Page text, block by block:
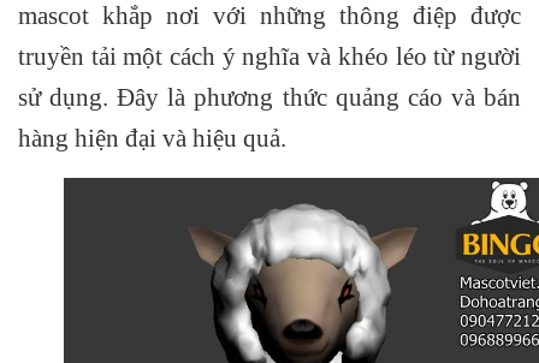
mascot khắp nơi với những thông điệp được
truyền tải một cách ý nghĩa và khéo léo từ người
sử dụng. Đây là phương thức quảng cáo và bán
hàng hiện đại và hiệu quả.